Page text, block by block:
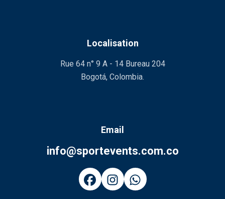
Localisation
Rue 64 n° 9 A - 14 Bureau 204
Bogotá, Colombia.
Email
info@sportevents.com.co